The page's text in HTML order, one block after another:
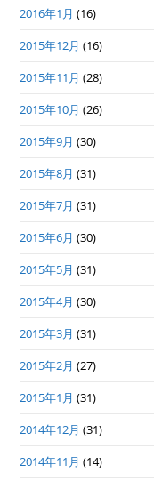
2016年1月 (16)
2015年12月 (16)
2015年11月 (28)
2015年10月 (26)
2015年9月 (30)
2015年8月 (31)
2015年7月 (31)
2015年6月 (30)
2015年5月 (31)
2015年4月 (30)
2015年3月 (31)
2015年2月 (27)
2015年1月 (31)
2014年12月 (31)
2014年11月 (14)